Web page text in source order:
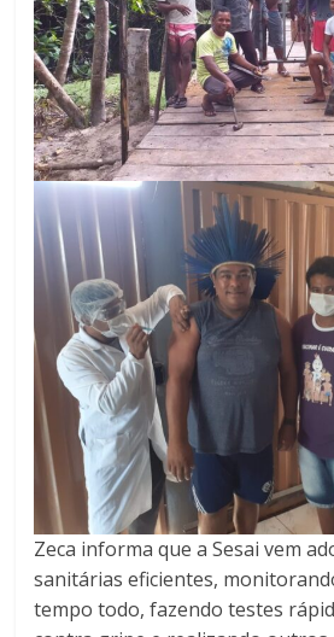
Zeca informa que a Sesai vem
sanitárias eficientes,
tempo todo, fazendo testes